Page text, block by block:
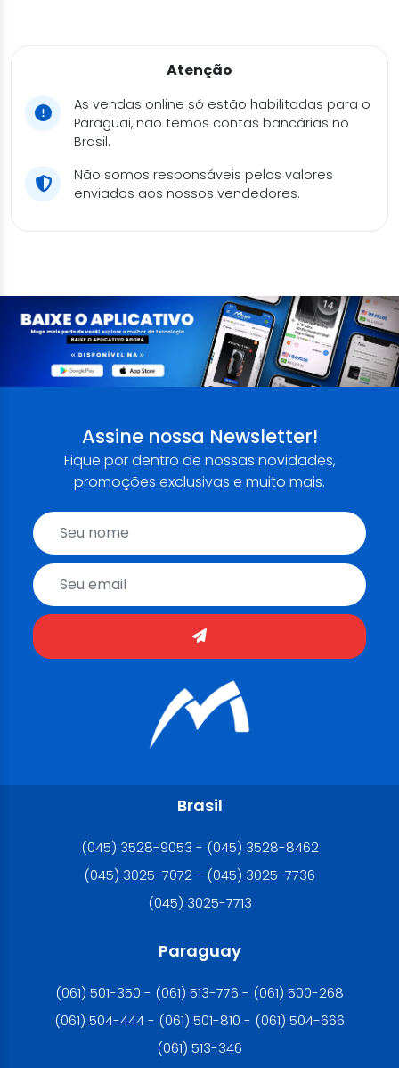
Atenção
As vendas online só estão habilitadas para o
Paraguai, não temos contas bancárias no
Brasil.
Não somos responsáveis pelos valores
enviados aos nossos vendedores.
Assine nossa Newsletter!
Fique por dentro de nossas novidades,
promoções exclusivas e muito mais.
Brasil
(045) 3528-9053 - (045) 3528-8462
(045) 3025-7072 - (045) 3025-7736
(045) 3025-7713
Paraguay
(061) 501-350 - (061) 513-776 - (061) 500-268
(061) 504-444 - (061) 501-810 - (061) 504-666
(061) 513-346